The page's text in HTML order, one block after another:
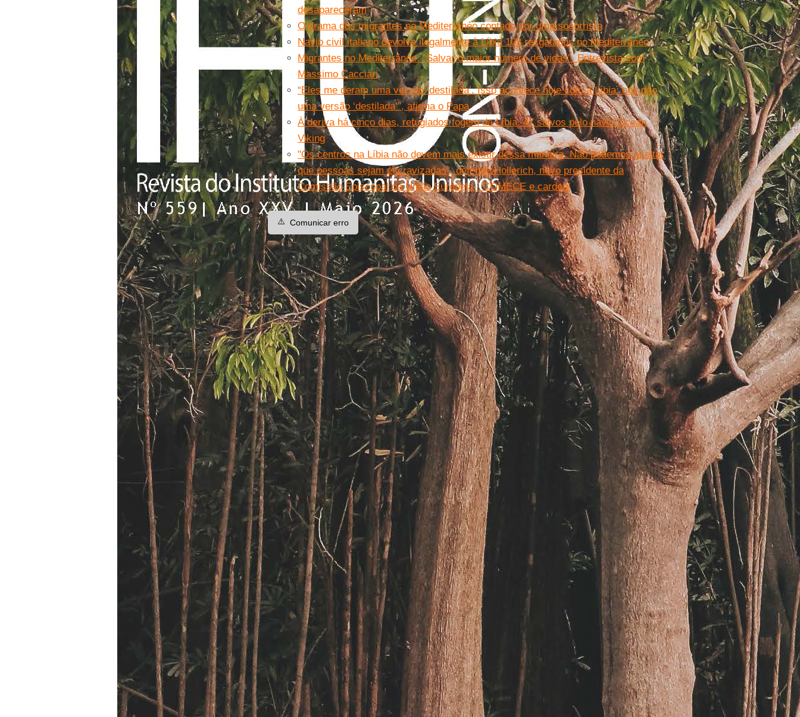
desapareceram
O drama dos migrantes no Mediterrâneo contado por uma socorrista
Navio civil italiano devolve ilegalmente à Líbia 108 resgatados no Mediterrâneo
Migrantes no Mediterrâneo. “Salvar o maior número de vidas”. Entrevista com
Massimo Cacciari
“Eles me deram uma versão ‘destilada’. Isso acontece hoje com a Líbia: nos dão
uma versão ‘destilada’”, afirma o Papa
À deriva há cinco dias, refugiados fogem da Líbia. 47 salvos pelo navio Ocean
Viking
"Os centros na Líbia não devem mais existir dessa maneira. Não podemos aceitar
que pessoas sejam escravizadas", defende Hollerich, novo presidente da
Comissão Episcopal da União Europeia - COMECE e cardeal
⚠️ Comunicar erro